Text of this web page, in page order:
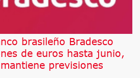
brasileño Bradesco
de euros hasta junio,
previsiones